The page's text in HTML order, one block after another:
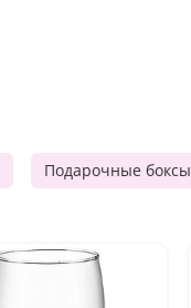
Подарочные боксы